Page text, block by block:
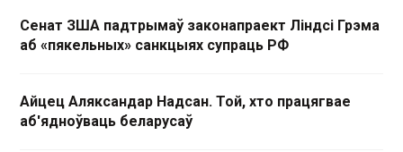
Сенат ЗША падтрымаў законапраект Ліндсі Грэма
аб «пякельных» санкцыях супраць РФ
Айцец Аляксандар Надсан. Той, хто працягвае
аб'ядноўваць беларусаў